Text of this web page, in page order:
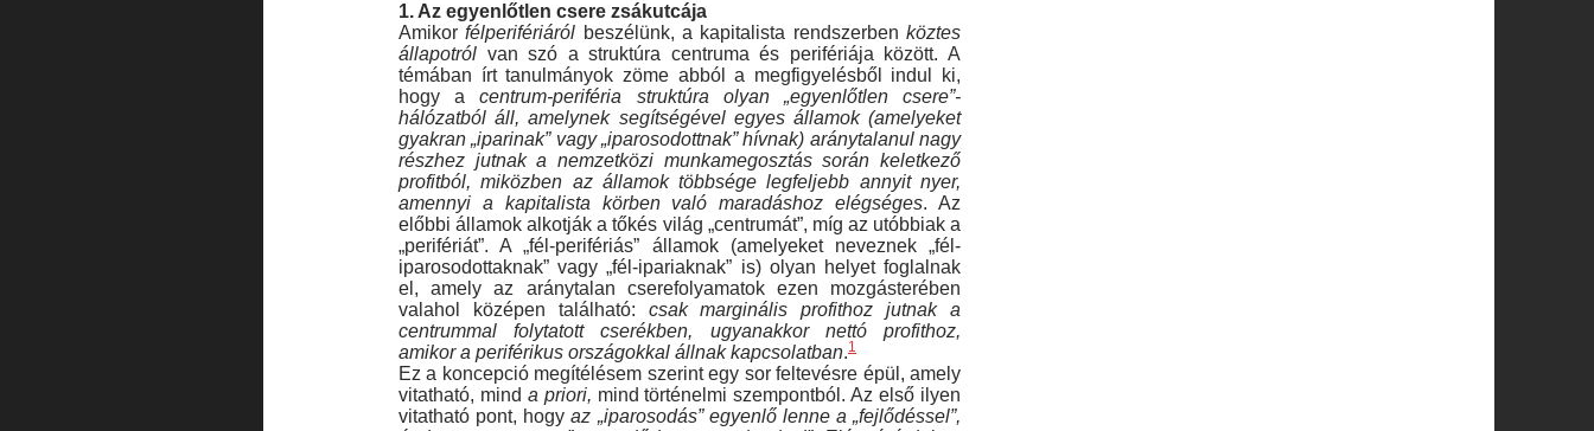
1. Az egyenlőtlen csere zsákutcája
Amikorfélperifériáról beszélünk, a kapitalista rendszerbenköz­tes
állapotról van szó a struktúra centruma és perifériája között. A
témában írt tanulmányok zöme abból a megfigyelésből indul ki,
hogy acentrum-periféria struktúra olyan „egyenlőtlen csere”-
hálózatból áll, amelynek segítségével egyes államok (amelyeket
gyakran „iparinak” vagy „iparosodottnak” hívnak) aránytalanul nagy
részhez jutnak a nemzetközi munkamegosztás során ke­letkező
profitból, miközben az államok többsége legfeljebb annyit nyer,
amennyi a kapitalista körben való maradáshoz elég­séges. Az
előbbi államok alkotják a tőkés világ „centrumát”, míg az utóbbiak a
„perifériát”. A „fél-perifériás” államok (amelyeket neveznek „fél-
iparosodottaknak” vagy „fél-ipariaknak” is) olyan helyet foglalnak
el, amely az aránytalan cserefolyamatok ezen mozgásterében
valahol középen található: csak marginális pro­fithoz jutnak a
centrummal folytatott cserékben, ugyanakkor net­tó profithoz,
amikor a periférikus országokkal állnak kapcsolat­ban.1
Ez a koncepció megítélésem szerint egy sor feltevésre épül, amely
vitatható, mind a priori, mind történelmi szempontból. Az első ilyen
vitatható pont, hogyaz „iparosodás” egyenlő lenne a „fejlődéssel”,